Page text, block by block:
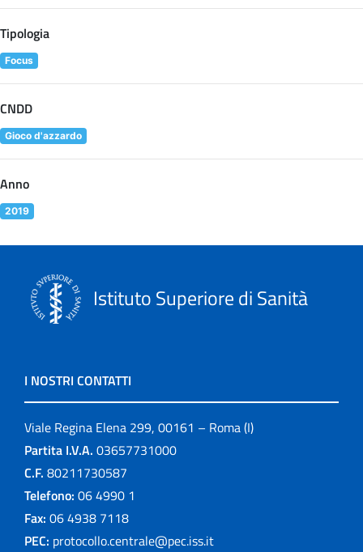
Tipologia
Focus
CNDD
Gioco d'azzardo
Anno
2019
Istituto Superiore di Sanità
I NOSTRI CONTATTI
Viale Regina Elena 299, 00161 – Roma (I)
Partita I.V.A. 03657731000
C.F. 80211730587
Telefono: 06 4990 1
Fax: 06 4938 7118
PEC: protocollo.centrale@pec.iss.it